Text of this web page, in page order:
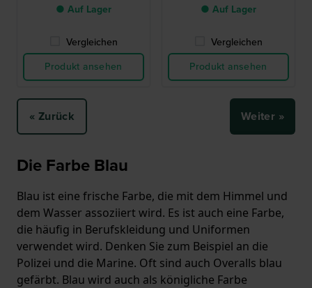
● Auf Lager
Vergleichen
Produkt ansehen
● Auf Lager
Vergleichen
Produkt ansehen
« Zurück Weiter »
Die Farbe Blau
Blau ist eine frische Farbe, die mit dem Himmel und
dem Wasser assoziiert wird. Es ist auch eine Farbe,
die häufig in Berufskleidung und Uniformen
verwendet wird. Denken Sie zum Beispiel an die
Polizei und die Marine. Oft sind auch Overalls blau
gefärbt. Blau wird auch als königliche Farbe